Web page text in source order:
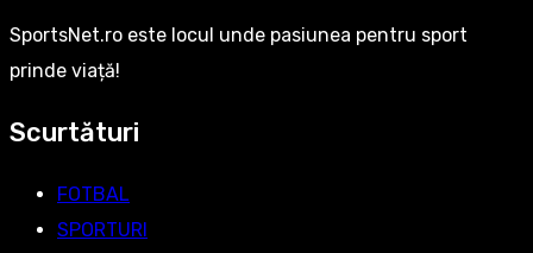
SportsNet.ro este locul unde pasiunea pentru sport
prinde viață!
Scurtături
FOTBAL
SPORTURI